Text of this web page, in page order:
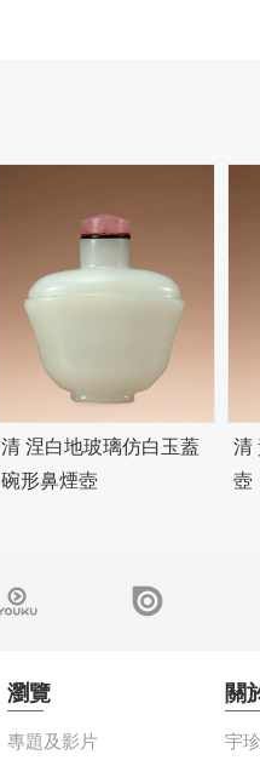
清 涅白地玻璃仿白玉蓋
碗形鼻煙壺
清
壺
瀏覽
專題及影片
關
宇